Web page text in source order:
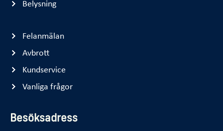
Belysning
Felanmälan
Avbrott
Kundservice
Vanliga frågor
Besöksadress